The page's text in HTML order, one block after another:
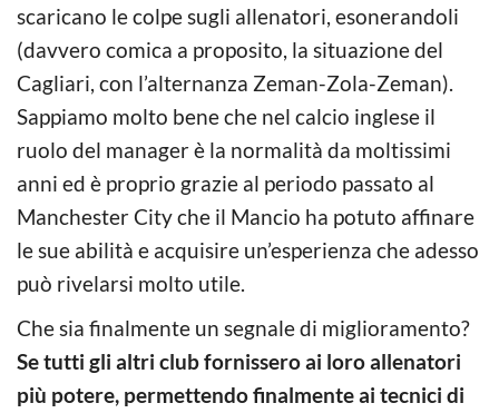
scaricano le colpe sugli allenatori, esonerandoli
(davvero comica a proposito, la situazione del
Cagliari, con l’alternanza Zeman-Zola-Zeman).
Sappiamo molto bene che nel calcio inglese il
ruolo del manager è la normalità da moltissimi
anni ed è proprio grazie al periodo passato al
Manchester City che il Mancio ha potuto affinare
le sue abilità e acquisire un’esperienza che adesso
può rivelarsi molto utile.
Che sia finalmente un segnale di miglioramento?
Se tutti gli altri club fornissero ai loro allenatori
più potere, permettendo finalmente ai tecnici di